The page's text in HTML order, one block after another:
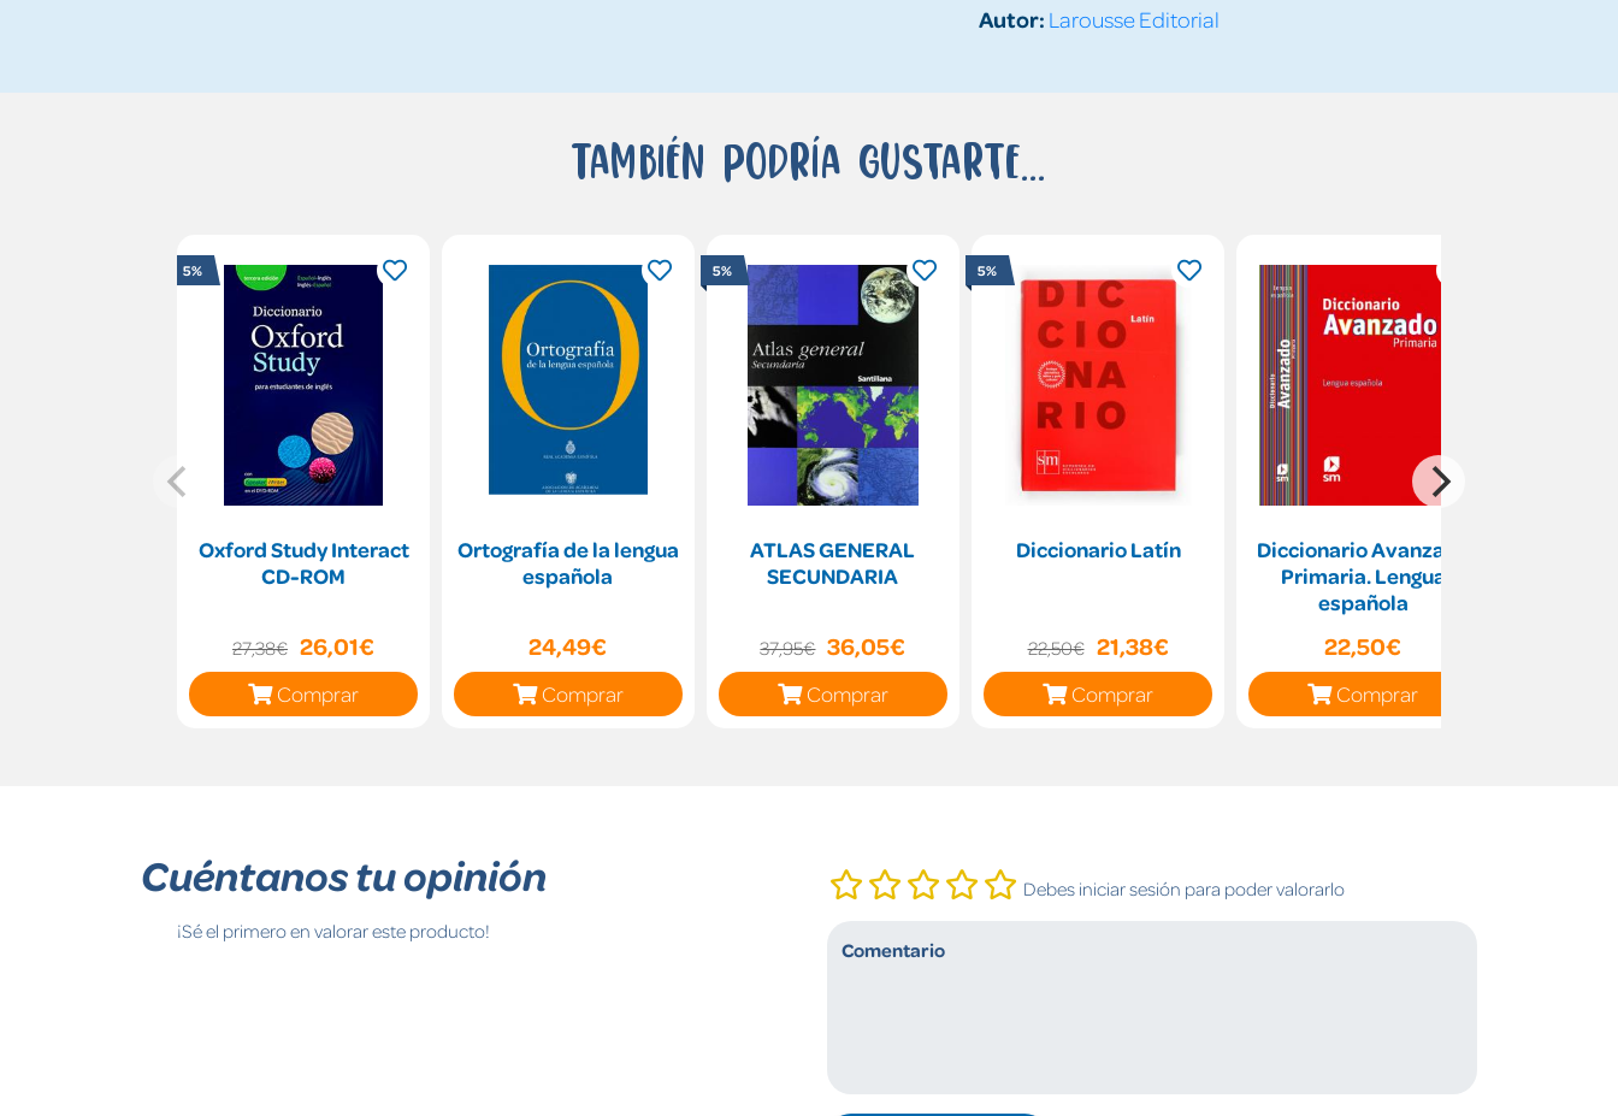
Autor: Larousse Editorial
También podría gustarte...
5%
Oxford Study Interact
CD-ROM
27,38€ 26,01€
Comprar
Ortografía de la lengua
española
24,49€
Comprar
5%
ATLAS GENERAL
SECUNDARIA
37,95€ 36,05€
Comprar
5%
Diccionario Latín
22,50€ 21,38€
Comprar
Diccionario Avanzado
Primaria. Lengua
española
22,50€
Comprar
Cuéntanos tu opinión
¡Sé el primero en valorar este producto!
Debes iniciar sesión para poder valorarlo